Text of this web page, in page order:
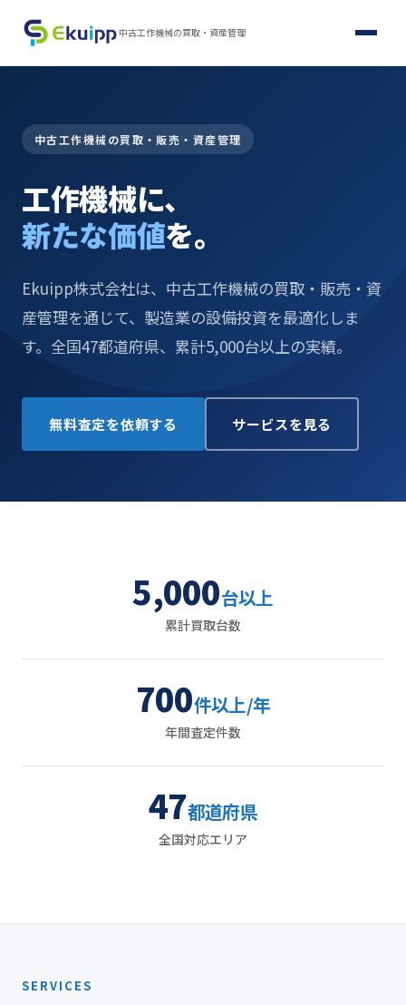
中古工作機械の買取・資産管理
中古工作機械の買取・販売・資産管理
工作機械に、
新たな価値を。
Ekuipp株式会社は、中古工作機械の買取・販売・資
産管理を通じて、製造業の設備投資を最適化しま
す。全国47都道府県、累計5,000台以上の実績。
無料査定を依頼する サービスを見る
5,000台以上
累計買取台数
700件以上/年
年間査定件数
47都道府県
全国対応エリア
SERVICES